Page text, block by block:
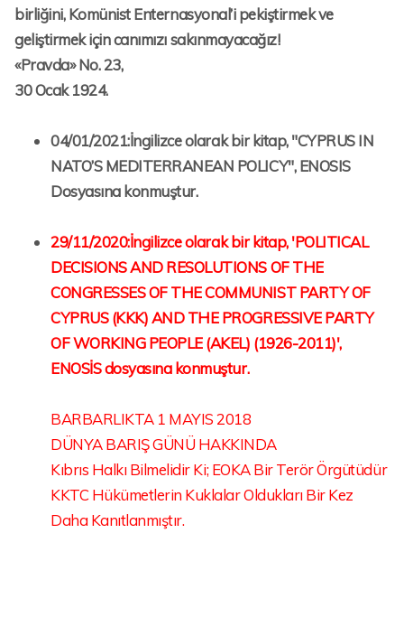
birliğini, Komünist Enternasyonal’i pekiştirmek ve
geliştirmek için canımızı sakınmayacağız!
«Pravda» No. 23,
30 Ocak 1924.
04/01/2021:İngilizce olarak bir kitap, "CYPRUS IN
NATO’S MEDITERRANEAN POLICY", ENOSIS
Dosyasına konmuştur.
29/11/2020:İngilizce olarak bir kitap, 'POLITICAL
DECISIONS AND RESOLUTIONS OF THE
CONGRESSES OF THE COMMUNIST PARTY OF
CYPRUS (KKK) AND THE PROGRESSIVE PARTY
OF WORKING PEOPLE (AKEL) (1926-2011)',
ENOSİS dosyasına konmuştur.
BARBARLIKTA 1 MAYIS 2018
DÜNYA BARIŞ GÜNÜ HAKKINDA
Kıbrıs Halkı Bilmelidir Ki; EOKA Bir Terör Örgütüdür
KKTC Hükümetlerin Kuklalar Oldukları Bir Kez
Daha Kanıtlanmıştır.